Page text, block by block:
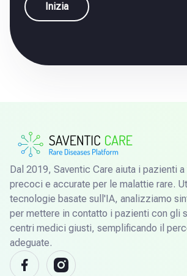
Inizia
Dal 2019, Saventic Care aiuta i pazienti
precoci e accurate per le malattie rare.
tecnologie basate sull'IA, analizziamo
per mettere in contatto i pazienti con gli
centri medici giusti, semplificando il
adeguate.